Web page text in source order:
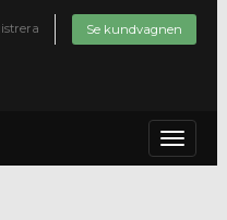
Se kundvagnen
Toggle